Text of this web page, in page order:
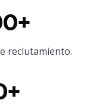
reclutamiento.